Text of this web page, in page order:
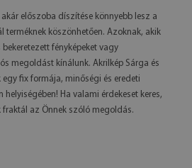
előszoba díszítése könnyebb lesz a
terméknek köszönhetően. Azoknak, akik
fényképeket vagy
megoldást kínálunk. Akrilkép Sárga és
fix formája, minőségi és eredeti
Ha valami érdekeset keres,
fraktál az Önnek szóló megoldás.